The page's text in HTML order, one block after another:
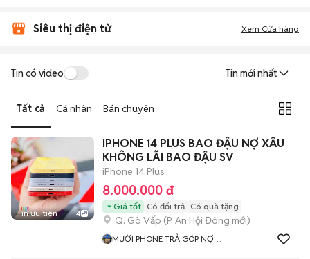
Chủ động kiểm tra máy: Dễ dàng hẹn gặp người bán để kiểm tra ngoại
hình, màn hình và các chức năng của máy trước khi mua.
chốt nhanh khi cả hai bên đồng ý về mức giá.
Siêu thị điện tử Xem Cửa hàng
Tin có video Tin mới nhất
Tất cả Cá nhân Bán chuyên
Tin ưu tiên 4
IPHONE 14 PLUS BAO ĐẬU NỢ XẤU
KHÔNG LÃI BAO ĐẬU SV
iPhone 14 Plus
8.000.000 đ
Giá tốt Có đổi trả Có quà tặng
Q. Gò Vấp (P. An Hội Đông mới)
MƯỜI PHONE TRẢ GÓP NỢ